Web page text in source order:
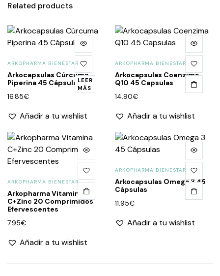
Related products
LEER
MÁS
ARKOPHARMA BIENESTAR
Arkocapsulas Cúrcuma
Piperina 45 Cápsulas
16.85€
Añadir a tu wishlist
ARKOPHARMA BIENESTAR
Arkocapsulas Coenzima
Q10 45 Capsulas
14.90€
Añadir a tu wishlist
ARKOPHARMA BIENESTAR
Arkopharma Vitamina
C+Zinc 20 Comprimidos
Efervescentes
7.95€
Añadir a tu wishlist
ARKOPHARMA BIENESTAR
Arkocapsulas Omega 3 45
Cápsulas
11.95€
Añadir a tu wishlist